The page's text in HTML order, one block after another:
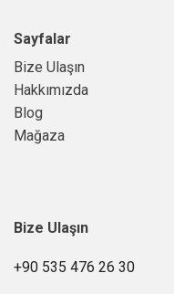
Sayfalar
Bize Ulaşın
Hakkımızda
Blog
Mağaza
Bize Ulaşın
+90 535 476 26 30